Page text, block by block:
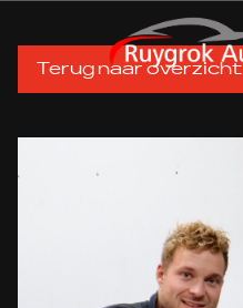
Terug naar overzicht